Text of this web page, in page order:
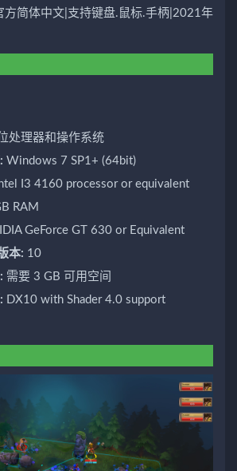
方简体中文|支持键盘.鼠标.手柄|2021年
处理器和操作系统
Windows 7 SP1+ (64bit)
I3 4160 processor or equivalent
RAM
GeForce GT 630 or Equivalent
本: 10
需要 3 GB 可用空间
DX10 with Shader 4.0 support